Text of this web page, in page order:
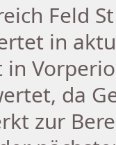
Feld
in
da
zur